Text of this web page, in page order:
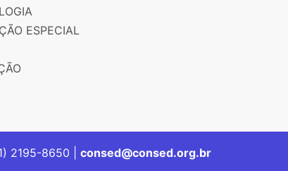
ESPECIAL
2195-8650 | consed@consed.org.br